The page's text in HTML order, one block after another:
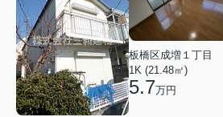
板橋区成増１丁目
1K (21.48㎡)
5.7万円